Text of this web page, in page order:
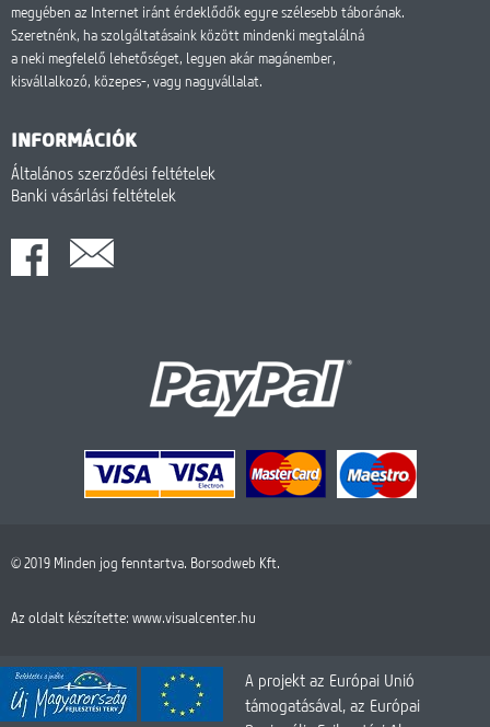
megyében az Internet iránt érdeklődők egyre szélesebb táborának.
Szeretnénk, ha szolgáltatásaink között mindenki megtalálná
a neki megfelelő lehetőséget, legyen akár magánember,
kisvállalkozó, közepes-, vagy nagyvállalat.
INFORMÁCIÓK
Általános szerződési feltételek
Banki vásárlási feltételek
© 2019 Minden jog fenntartva. Borsodweb Kft.
Az oldalt készítette: www.visualcenter.hu
A projekt az Európai Unió
támogatásával, az Európai